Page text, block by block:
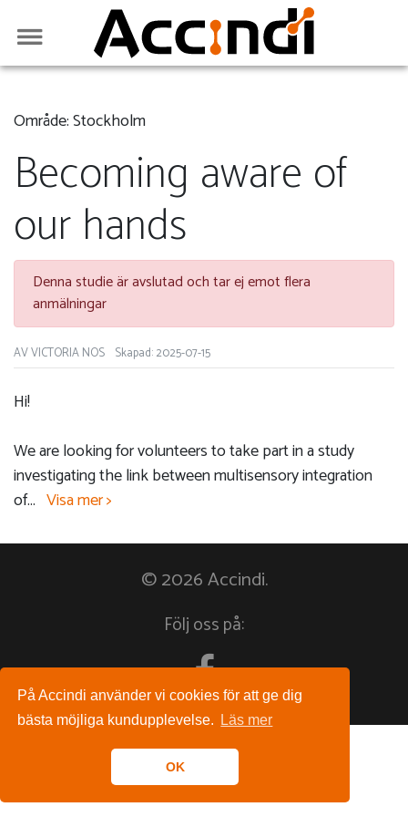
På Accindi använder vi cookies för att ge dig
bästa möjliga kundupplevelse.
Läs mer
OK
Område: Stockholm
Becoming aware of
our hands
Denna studie är avslutad och tar ej emot flera
anmälningar
AV VICTORIA NOS Skapad: 2025-07-15
Hi!
We are looking for volunteers to take part in a study
investigating the link between multisensory integration
of... Visa mer >
© 2026 Accindi.
Följ oss på: